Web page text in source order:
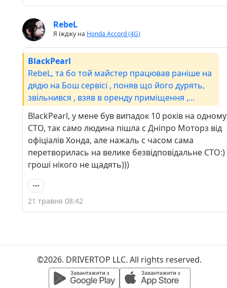
RebeL
Я їжджу на Honda Accord (4G)
BlackPearl
RebeL, та бо той майстер працював раніше на
дядю на Бош сервісі , поняв що його дурять,
звільнився , взяв в оренду приміщення ,
закупив обладнання і працює сам на себе , я
теж знаю, можу крутити але вважаю що кожен
має займатись тим що вміє найкраще , мені
легше заплатити, раніше крутив , лазив , а
зараз вже хочеться відпочити після роботи,
колись безвилазно сидів в гаражі )
BlackPearl, у мене був випадок 10 років на одному
СТО, так само людина пішла с Дніпро Моторз від
офіціалів Хонда, але нажаль с часом сама
перетворилась на велике безвідповідальне СТО:)
гроші нікого не щадять)))
21 травня 08:42
©2026. DRIVERTOP LLC. All rights reserved.